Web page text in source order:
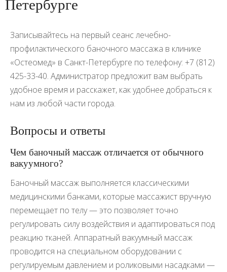
Петербурге
Записывайтесь на первый сеанс лечебно-
профилактического баночного массажа в клинике
«Остеомед» в Санкт-Петербурге по телефону: +7 (812)
425-33-40. Администратор предложит вам выбрать
удобное время и расскажет, как удобнее добраться к
нам из любой части города.
Вопросы и ответы
Чем баночный массаж отличается от обычного
вакуумного?
Баночный массаж выполняется классическими
медицинскими банками, которые массажист вручную
перемещает по телу — это позволяет точно
регулировать силу воздействия и адаптироваться под
реакцию тканей. Аппаратный вакуумный массаж
проводится на специальном оборудовании с
регулируемым давлением и роликовыми насадками —